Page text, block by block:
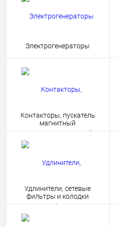
Электрогенераторы
Контакторы, пускатель
магнитный
Удлинители, сетевые
фильтры и колодки